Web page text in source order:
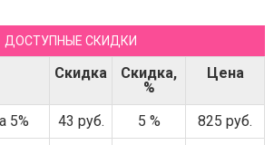
ДОСТУПНЫЕ СКИДКИ
Скидка
Скидка,
%
Цена
5% 43 руб. 5 %
825 руб.